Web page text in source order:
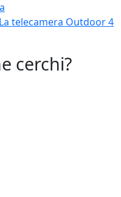
telecamera Outdoor 4
cerchi?